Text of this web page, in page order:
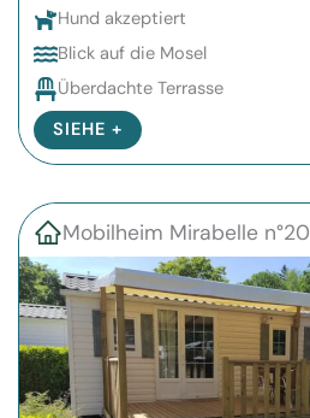
Hund akzeptiert
Blick auf die Mosel
Überdachte Terrasse
SIEHE +
Mobilheim Mirabelle n°20